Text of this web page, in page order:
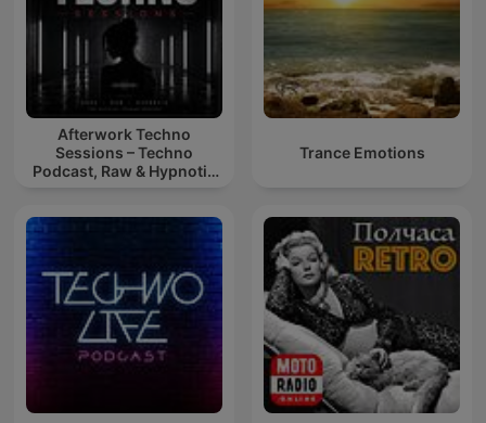
Afterwork Techno
Sessions – Techno
Podcast, Raw & Hypnotic
Trance Emotions